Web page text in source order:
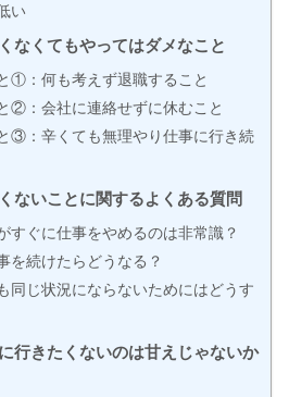
い
なくてもやってはダメなこと
①：何も考えず退職すること
②：会社に連絡せずに休むこと
③：辛くても無理やり仕事に行き続
ないことに関するよくある質問
すぐに仕事をやめるのは非常識？
を続けたらどうなる？
同じ状況にならないためにはどうす
行きたくないのは甘えじゃないか